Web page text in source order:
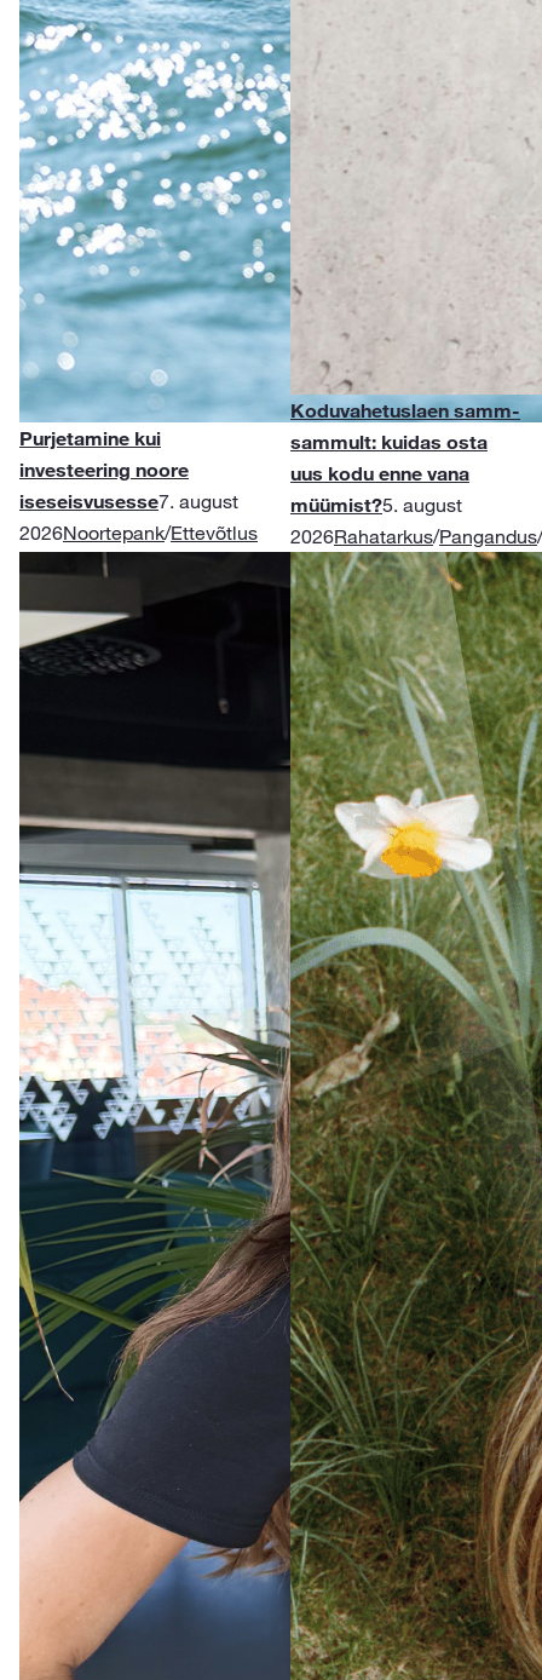
Purjetamine kui
investeering noore
iseseisvusesse7. august
2026Noortepank/Ettevõtlus
Koduvahetuslaen samm-
sammult: kuidas osta
uus kodu enne vana
müümist?5. august
2026Rahatarkus/Pangandus/